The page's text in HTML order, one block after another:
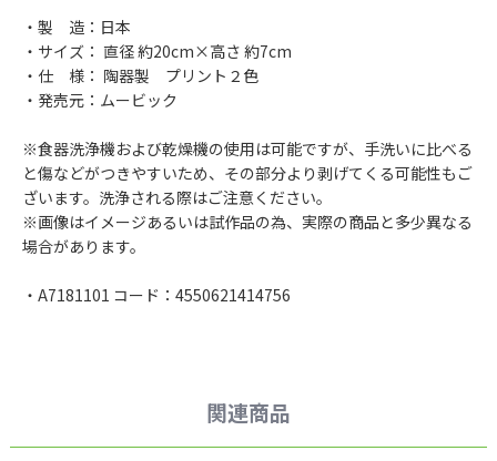
・製 造：日本
・サイズ： 直径 約20cm×高さ 約7cm
・仕 様： 陶器製 プリント２色
・発売元：ムービック
※食器洗浄機および乾燥機の使用は可能ですが、手洗いに比べる
と傷などがつきやすいため、その部分より剥げてくる可能性もご
ざいます。洗浄される際はご注意ください。
※画像はイメージあるいは試作品の為、実際の商品と多少異なる
場合があります。
・A7181101 コード：4550621414756
関連商品